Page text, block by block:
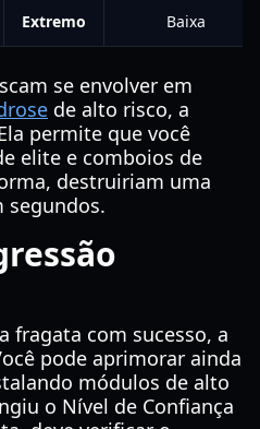
Extremo Baixa
se envolver em
de alto risco, a
permite que você
elite e comboios de
destruiriam uma
segundos.
fragata com sucesso, a
pode aprimorar ainda
módulos de alto
o Nível de Confiança